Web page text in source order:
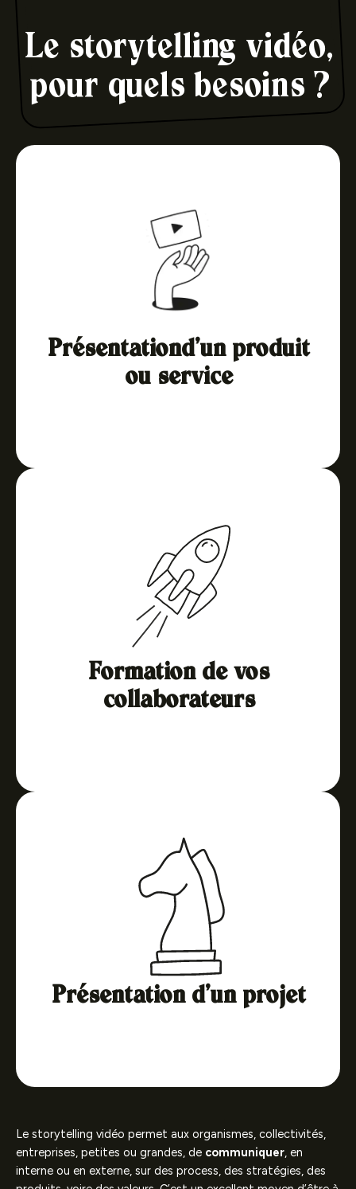
Le storytelling vidéo,
pour quels besoins ?
Présentationd’un produit
ou service
Formation de vos
collaborateurs
Présentation d’un projet
Le storytelling vidéo permet aux organismes, collectivités,
entreprises, petites ou grandes, de communiquer, en
interne ou en externe, sur des process, des stratégies, des